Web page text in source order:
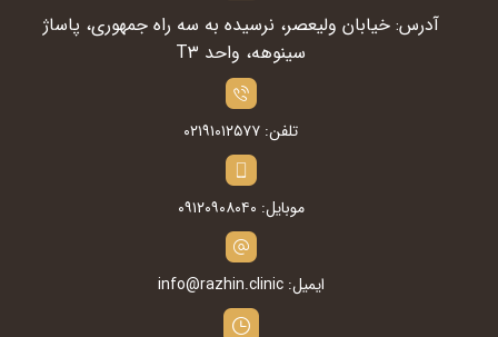
آدرس: خیابان ولیعصر، نرسیده به سه راه جمهوری، پاساژ
سینوهه، واحد T۳
تلفن: ۰۲۱۹۱۰۱۲۵۷۷
موبایل: ۰۹۱۲۰۹۰۸۰۴۰
ایمیل: info@razhin.clinic